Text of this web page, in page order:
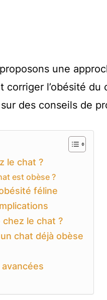
une
corriger l’obésité
des conseils de
le chat ?
est obèse ?
féline
chez le chat ?
chat déjà obèse